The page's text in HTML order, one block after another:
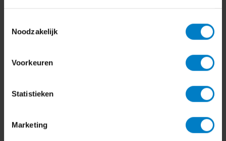
Noodzakelijk
Voorkeuren
Statistieken
Marketing
Bedrijfsadvies
Administratiekantoor beginnen
19 februari 2026